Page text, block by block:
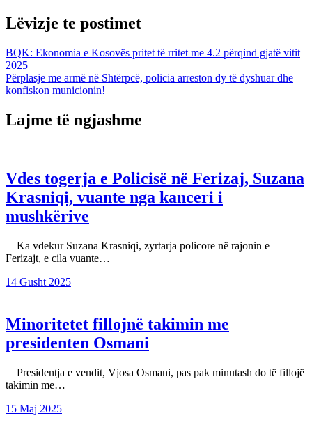
Lëvizje te postimet
BQK: Ekonomia e Kosovës pritet të rritet me 4.2 përqind gjatë vitit
2025
Përplasje me armë në Shtërpcë, policia arreston dy të dyshuar dhe
konfiskon municionin!
Lajme të ngjashme
Vdes togerja e Policisë në Ferizaj, Suzana
Krasniqi, vuante nga kanceri i
mushkërive
Ka vdekur Suzana Krasniqi, zyrtarja policore në rajonin e
Ferizajt, e cila vuante…
14 Gusht 2025
Minoritetet fillojnë takimin me
presidenten Osmani
Presidentja e vendit, Vjosa Osmani, pas pak minutash do të fillojë
takimin me…
15 Maj 2025